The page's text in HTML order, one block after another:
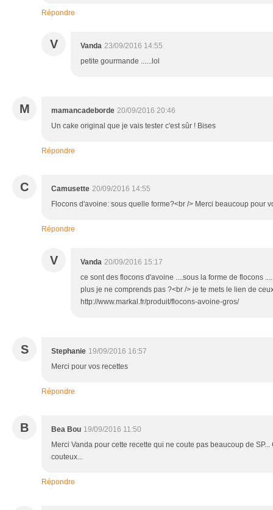
Répondre
V Vanda 23/09/2016 14:55
petite gourmande ......lol
M mamancadeborde 20/09/2016 20:46
Un cake original que je vais tester c'est sûr ! Bises
Répondre
C Camusette 20/09/2016 14:55
Flocons d'avoine: sous quelle forme?<br /> Merci beaucoup pour
Répondre
V Vanda 20/09/2016 15:17
ce sont des flocons d'avoine ....sous la forme de flocons
plus je ne comprends pas ?<br /> je te mets le lien de
http://www.markal.fr/produit/flocons-avoine-gros/
S Stephanie 19/09/2016 16:57
Merci pour vos recettes
Répondre
B Bea Bou 19/09/2016 11:50
Merci Vanda pour cette recette qui ne coute pas beaucoup de
couteux...
Répondre